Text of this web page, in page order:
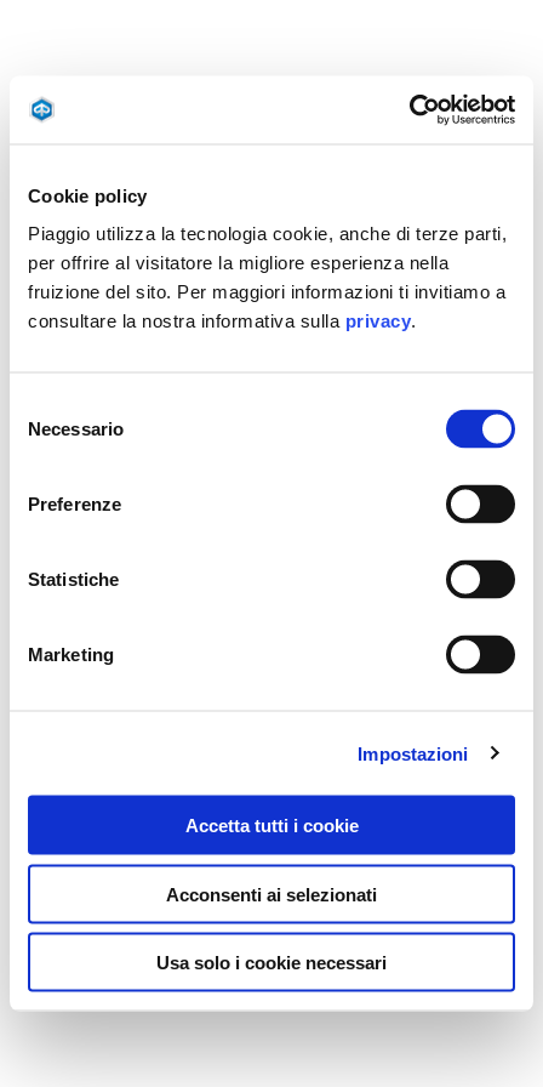
Cookie policy
Piaggio utilizza la tecnologia cookie, anche di terze parti,
per offrire al visitatore la migliore esperienza nella
fruizione del sito. Per maggiori informazioni ti invitiamo a
consultare la nostra informativa sulla privacy.
delNecessario
Preferenze
Statistiche
Marketing
Impostazioni
Accetta tutti i cookie
Acconsenti ai selezionati
Usa solo i cookie necessari